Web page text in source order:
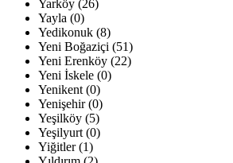
Yarköy (26)
Yayla (0)
Yedikonuk (8)
Yeni Boğaziçi (51)
Yeni Erenköy (22)
Yeni İskele (0)
Yenikent (0)
Yenişehir (0)
Yeşilköy (5)
Yeşilyurt (0)
Yiğitler (1)